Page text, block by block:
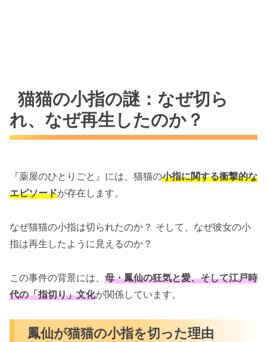
猫猫の小指の謎：なぜ切ら
れ、なぜ再生したのか？
『薬屋のひとりごと』には、猫猫の小指に関する衝撃的な
エピソードが存在します。
なぜ猫猫の小指は切られたのか？ そして、なぜ彼女の小
指は再生したように見えるのか？
この事件の背景には、 母・鳳仙の狂気と愛、そして江戸時
代の「指切り」文化が関係しています。
鳳仙が猫猫の小指を切った理由